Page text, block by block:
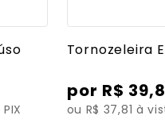
Tornozeleira
R$ 39,
ou R$ 37,81 à